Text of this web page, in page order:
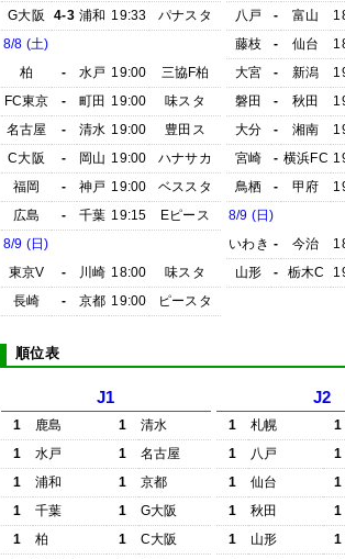
G大阪
4-3 浦和 19:33
パナスタ
8/8 (土)
柏
- 水戸 19:00
三協F柏
FC東京
- 町田 19:00
味スタ
名古屋
- 清水 19:00
豊田ス
C大阪
- 岡山 19:00
ハナサカ
福岡
- 神戸 19:00
ベススタ
広島
- 千葉 19:15
Eピース
8/9 (日)
東京V
- 川崎 18:00
味スタ
長崎
- 京都 19:00 ピースタ
八戸
- 富山
藤枝
- 仙台
大宮
- 新潟
磐田
- 秋田
大分
- 湘南
宮崎
- 横浜FC
鳥栖
- 甲府
8/9 (日)
いわき - 今治
山形
- 栃木C
順位表
J1
1 鹿島 1
清水
1
水戸 1
名古屋
1
浦和 1
京都
1
千葉 1
G大阪
1
柏 1
C大阪
J2
1 札幌
1
1
八戸
1
1
仙台
1
1
秋田
1
1
山形
1